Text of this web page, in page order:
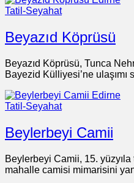
Tatil-Seyahat
Beyazıd Köprüsü
Beyazıd Köprüsü, Tunca
Bayezid Külliyesi’ne ulaşımı
Tatil-Seyahat
Beylerbeyi Camii
Beylerbeyi Camii, 15.
mahalle camisi mimarisini